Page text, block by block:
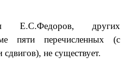
Е.С.Федоров, других
пяти перечисленных (с
не существует.